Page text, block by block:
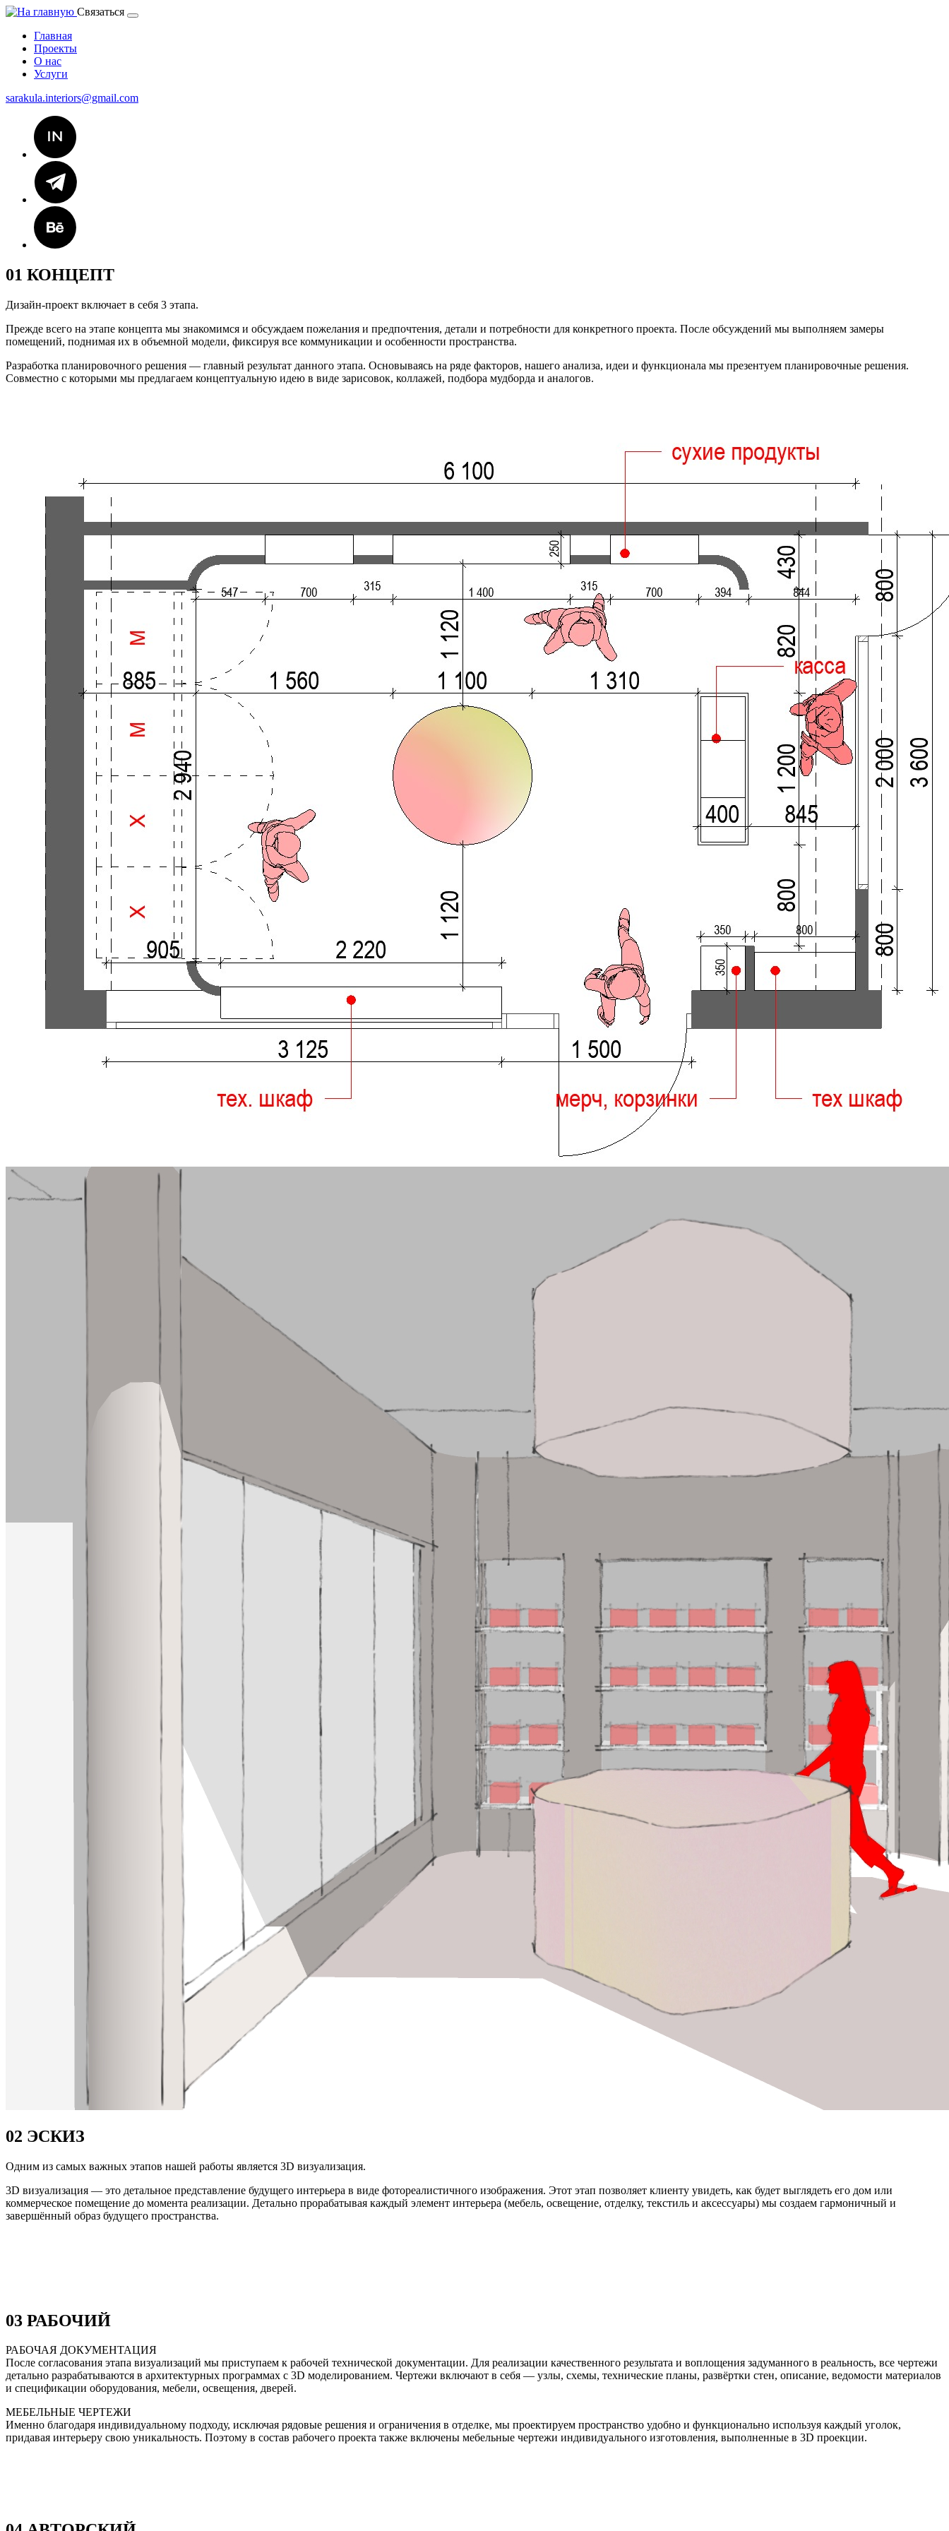
Связаться
Главная
Проекты
О нас
Услуги
sarakula.interiors@gmail.com
01 КОНЦЕПТ
Дизайн-проект включает в себя 3 этапа.
Прежде всего на этапе концепта мы знакомимся и обсуждаем пожелания и предпочтения, детали и потребности для конкретного проекта. После обсуждений мы выполняем замеры
помещений, поднимая их в объемной модели, фиксируя все коммуникации и особенности пространства.
Разработка планировочного решения — главный результат данного этапа. Основываясь на ряде факторов, нашего анализа, идеи и функционала мы презентуем планировочные решения.
Совместно с которыми мы предлагаем концептуальную идею в виде зарисовок, коллажей, подбора мудборда и аналогов.
02 ЭСКИЗ
Одним из самых важных этапов нашей работы является 3D визуализация.
3D визуализация — это детальное представление будущего интерьера в виде фотореалистичного изображения. Этот этап позволяет клиенту увидеть, как будет выглядеть его дом или
коммерческое помещение до момента реализации. Детально прорабатывая каждый элемент интерьера (мебель, освещение, отделку, текстиль и аксессуары) мы создаем гармоничный и
завершённый образ будущего пространства.
03 РАБОЧИЙ
РАБОЧАЯ ДОКУМЕНТАЦИЯ
После согласования этапа визуализаций мы приступаем к рабочей технической документации. Для реализации качественного результата и воплощения задуманного в реальность, все чертежи
детально разрабатываются в архитектурных программах с 3D моделированием. Чертежи включают в себя — узлы, схемы, технические планы, развёртки стен, описание, ведомости материалов
и спецификации оборудования, мебели, освещения, дверей.
МЕБЕЛЬНЫЕ ЧЕРТЕЖИ
Именно благодаря индивидуальному подходу, исключая рядовые решения и ограничения в отделке, мы проектируем пространство удобно и функционально используя каждый уголок,
придавая интерьеру свою уникальность. Поэтому в состав рабочего проекта также включены мебельные чертежи индивидуального изготовления, выполненные в 3D проекции.